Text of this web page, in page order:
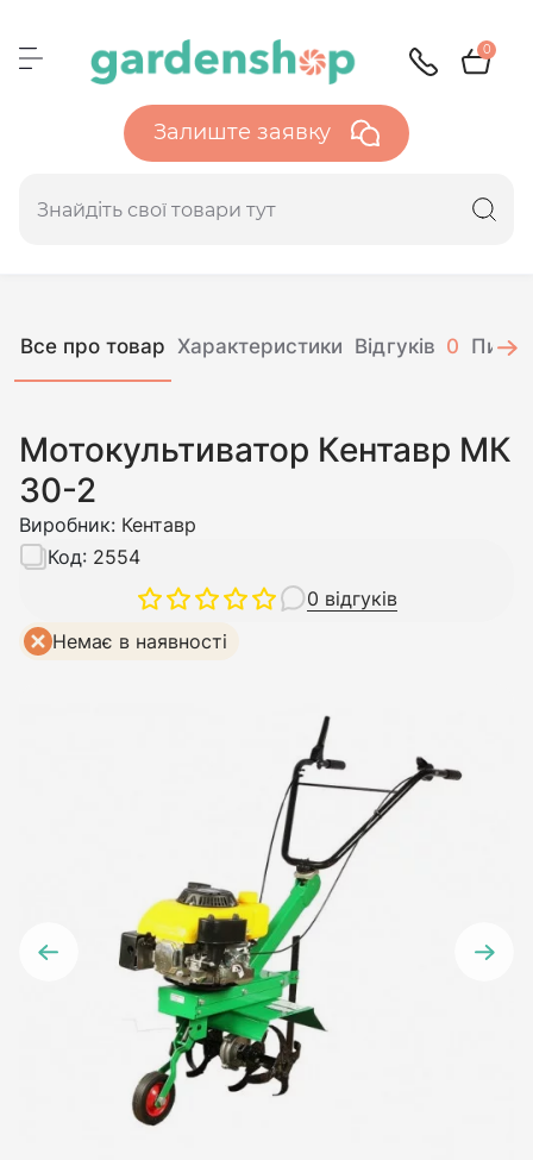
0
Залиште заявку
Все про товар Характеристики Відгуків 0
Мотокультиватор Кентавр МК
30-2
Виробник: Кентавр
0 відгуків
Код: 2554
Немає в наявності